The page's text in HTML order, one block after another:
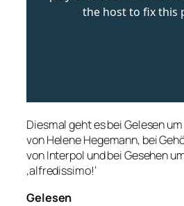
Diesmal geht es bei Gelesen um
von Helene Hegemann, bei
von Interpol und bei Gesehen
‚alfredissimo!‘
Gelesen